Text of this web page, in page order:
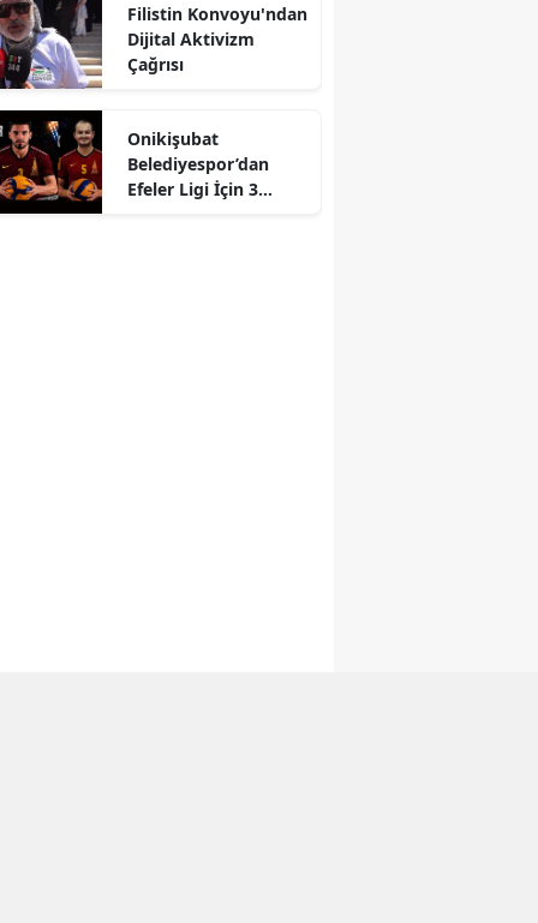
Filistin Konvoyu'ndan
Dijital Aktivizm
Çağrısı
Onikişubat
Belediyespor’dan
Efeler Ligi İçin 3